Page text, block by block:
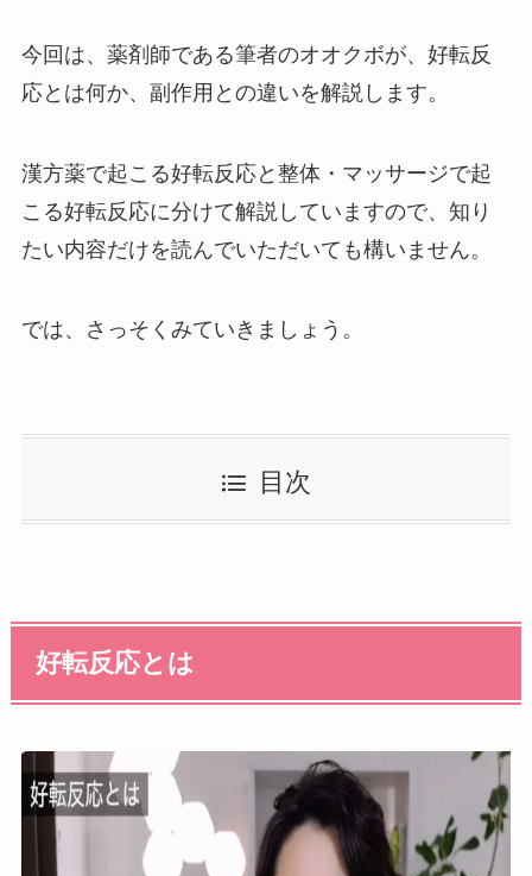
今回は、薬剤師である筆者のオオクボが、好転反
応とは何か、副作用との違いを解説します。
漢方薬で起こる好転反応と整体・マッサージで起
こる好転反応に分けて解説していますので、知り
たい内容だけを読んでいただいても構いません。
では、さっそくみていきましょう。
目次
好転反応とは